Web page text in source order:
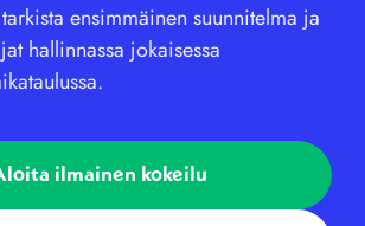
ensimmäinen suunnitelma ja
hallinnassa jokaisessa
ilmainen kokeilu